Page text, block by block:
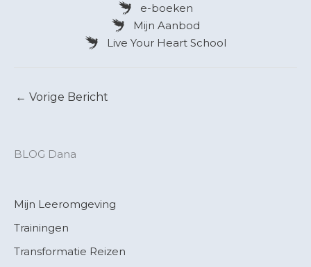
BLOG Dana
Mijn Leeromgeving
Trainingen
Transformatie Reizen
e-boeken
Mijn Aanbod
Live Your Heart School
← Vorige Bericht